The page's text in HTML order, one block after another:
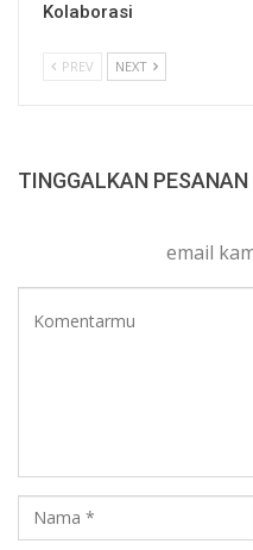
Kolaborasi
PREV NEXT
TINGGALKAN PESANAN
email